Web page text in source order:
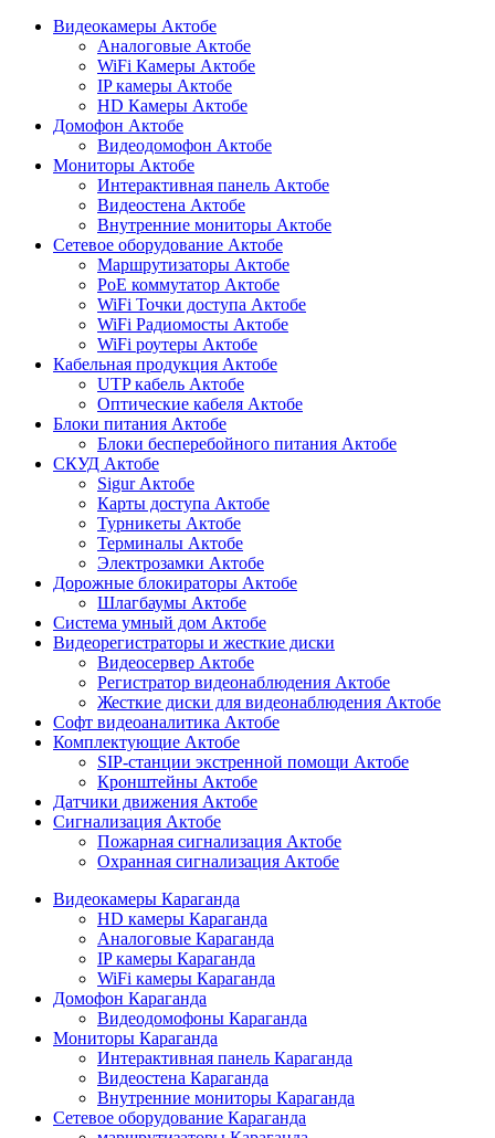
Видеокамеры Актобе
Аналоговые Актобе
WiFi Камеры Актобе
IP камеры Актобе
HD Камеры Актобе
Домофон Актобе
Видеодомофон Актобе
Мониторы Актобе
Интерактивная панель Актобе
Видеостена Актобе
Внутренние мониторы Актобе
Сетевое оборудование Актобе
Маршрутизаторы Актобе
PoE коммутатор Актобе
WiFi Точки доступа Актобе
WiFi Радиомосты Актобе
WiFi роутеры Актобе
Кабельная продукция Актобе
UTP кабель Актобе
Оптические кабеля Актобе
Блоки питания Актобе
Блоки бесперебойного питания Актобе
СКУД Актобе
Sigur Актобе
Карты доступа Актобе
Турникеты Актобе
Терминалы Актобе
Электрозамки Актобе
Дорожные блокираторы Актобе
Шлагбаумы Актобе
Система умный дом Актобе
Видеорегистраторы и жесткие диски
Видеосервер Актобе
Регистратор видеонаблюдения Актобе
Жесткие диски для видеонаблюдения Актобе
Софт видеоаналитика Актобе
Комплектующие Актобе
SIP-станции экстренной помощи Актобе
Кронштейны Актобе
Датчики движения Актобе
Сигнализация Актобе
Пожарная сигнализация Актобе
Охранная сигнализация Актобе
Видеокамеры Караганда
HD камеры Караганда
Аналоговые Караганда
IP камеры Караганда
WiFi камеры Караганда
Домофон Караганда
Видеодомофоны Караганда
Мониторы Караганда
Интерактивная панель Караганда
Видеостена Караганда
Внутренние мониторы Караганда
Сетевое оборудование Караганда